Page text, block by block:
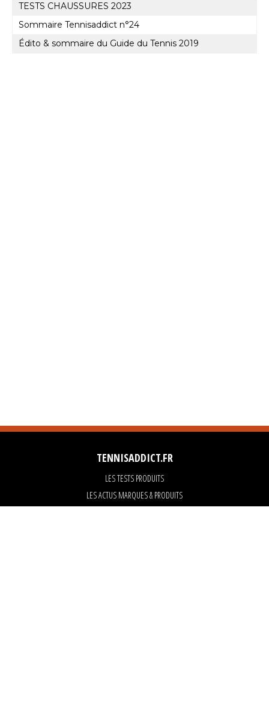
TESTS CHAUSSURES 2023
Sommaire Tennisaddict n°24
Édito & sommaire du Guide du Tennis 2019
TENNISADDICT.FR
LES TESTS PRODUITS
LES ACTUS MARQUES & PRODUITS